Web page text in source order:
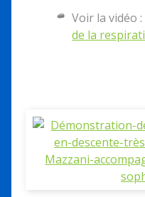
Voir la vidéo :
de la